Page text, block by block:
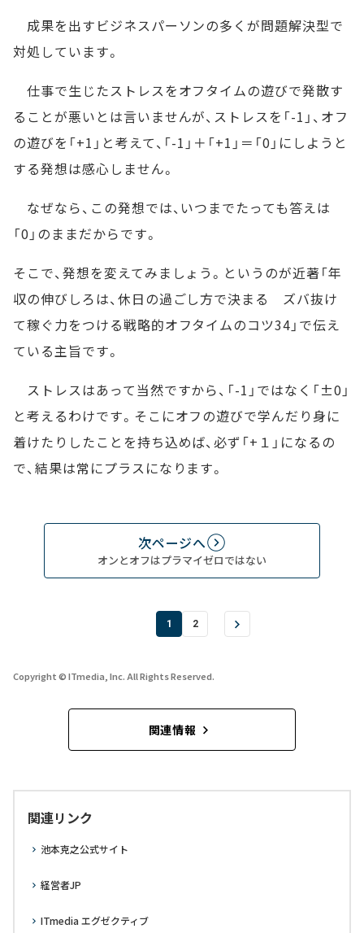
成果を出すビジネスパーソンの多くが問題解決型で
対処しています。
仕事で生じたストレスをオフタイムの遊びで発散す
ることが悪いとは言いませんが、ストレスを「-1」、オフ
の遊びを「+1」と考えて、「-1」＋「+1」＝「0」にしようと
する発想は感心しません。
なぜなら、この発想では、いつまでたっても答えは
「0」のままだからです。
そこで、発想を変えてみましょう。というのが近著「年
収の伸びしろは、休日の過ごし方で決まる ズバ抜け
て稼ぐ力をつける戦略的オフタイムのコツ34」で伝え
ている主旨です。
ストレスはあって当然ですから、「-1」ではなく「±0」
と考えるわけです。そこにオフの遊びで学んだり身に
着けたりしたことを持ち込めば、必ず「+１」になるの
で、結果は常にプラスになります。
次ページへ
オンとオフはプラマイゼロではない
1 2
Copyright © ITmedia, Inc. All Rights Reserved.
関連情報
関連リンク
池本克之公式サイト
経営者JP
ITmedia エグゼクティブ